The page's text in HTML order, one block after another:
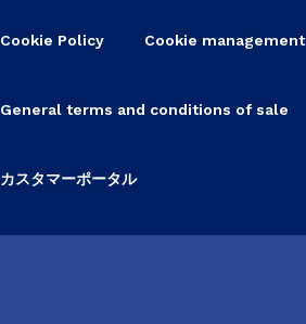
Cookie Policy Cookie management
General terms and conditions of sale
カスタマーポータル